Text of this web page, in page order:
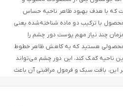
که با هدف بهبود ظاهر ناحیه حساس
با ترکیب دو ماده شناخته‌شده یعنی
چند نیاز مهم پوست دور چشم را
محصولی هستید که به کاهش ظاهر خطوط
ناحیه کمک کند، این دور چشم می‌تواند
این، بافت سبک و فرمول مراقبتی آن باعث
صورت است و معمولاً زودتر از